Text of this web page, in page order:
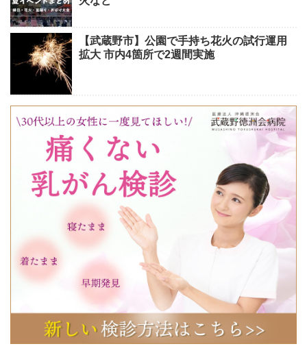
【武蔵野市】公園で手持ち花火の試行運用
拡大 市内4箇所で2週間実施